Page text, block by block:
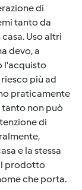
di
tanto da
Uso altri
devo, a
l'acquisto
più ad
praticamente
non può
di
e la stessa
prodotto
che porta.